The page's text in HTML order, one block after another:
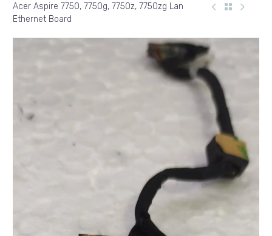
Acer Aspire 7750, 7750g, 7750z, 7750zg Lan
Ethernet Board